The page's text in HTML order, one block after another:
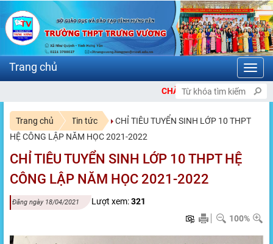
CHÀO MỪNG BẠN ĐẾN VỚI CỔNG
Trang chủ Tin tức
CHỈ TIÊU TUYỂN SINH LỚP 10 THPT
HỆ CÔNG LẬP NĂM HỌC 2021-2022
CHỈ TIÊU TUYỂN SINH LỚP 10 THPT HỆ
CÔNG LẬP NĂM HỌC 2021-2022
Đăng ngày 18/04/2021 Lượt xem:321
100%